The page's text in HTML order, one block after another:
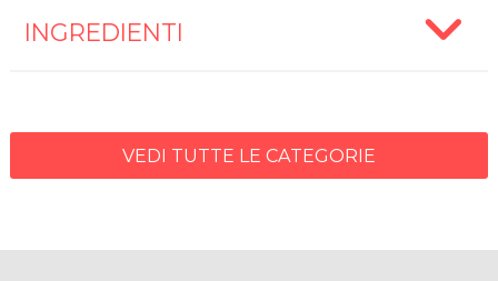
INGREDIENTI
VEDI TUTTE LE CATEGORIE